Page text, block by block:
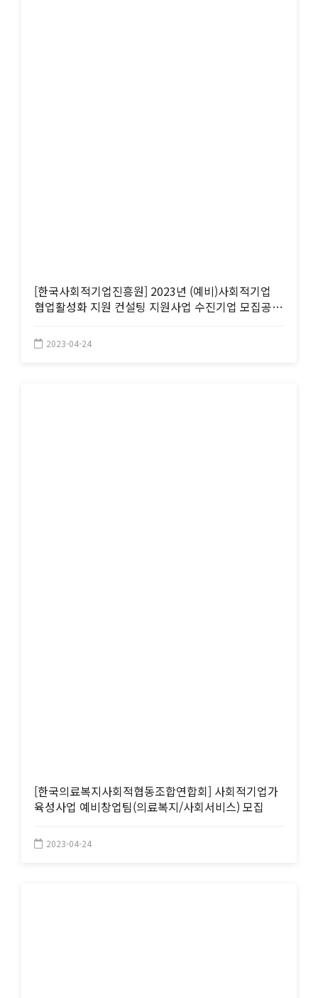
[한국사회적기업진흥원] 2023년 (예비)사회적기업
협업활성화 지원 컨설팅 지원사업 수진기업 모집공고
2023-04-24
[한국의료복지사회적협동조합연합회] 사회적기업가
육성사업 예비창업팀(의료복지/사회서비스) 모집
2023-04-24